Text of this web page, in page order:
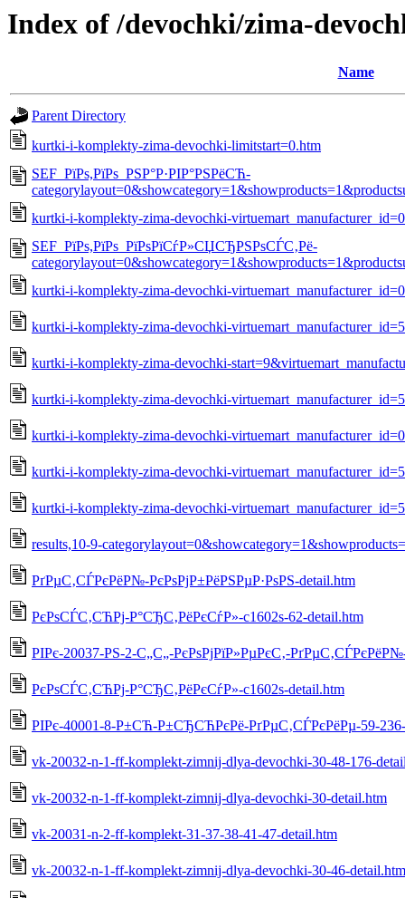
Index of /devochki/zima-
Name
Parent Directory
kurtki-i-komplekty-zima-devochki-limitstart=0.htm
SEF_РїРѕ,РїРѕ_РЅР°Р·РІР°РЅРёСЋ-
kurtki-i-komplekty-zima-devochki-
SEF_РїРѕ,РїРѕ_РїРѕРїСѓР»СЏСЂРЅРѕСЃС‚Рё-
kurtki-i-komplekty-zima-devochki-
kurtki-i-komplekty-zima-devochki-
kurtki-i-komplekty-zima-devochki-
kurtki-i-komplekty-zima-devochki-
kurtki-i-komplekty-zima-devochki-
kurtki-i-komplekty-zima-devochki-
kurtki-i-komplekty-zima-devochki-
results,10-9-
РґРµС‚СЃРєРёР№-РєРѕРјР±РёРЅРµР·РѕРЅ-detail.htm
РєРѕСЃС‚СЋРј-Р°СЂС‚РёРєСѓР»-c1602s-62-detail.htm
РІРє-20037-РЅ-2-С„С„-РєРѕРјРїР»РµРєС‚-
РєРѕСЃС‚СЋРј-Р°СЂС‚РёРєСѓР»-c1602s-detail.htm
РІРє-40001-8-Р±СЋ-Р±СЂСЋРєРё-РґРµС‚СЃРєРёРµ-59-
vk-20032-n-1-ff-komplekt-zimnij-dlya-devochki-30-48-176-
vk-20032-n-1-ff-komplekt-zimnij-dlya-devochki-30-detail.htm
vk-20031-n-2-ff-komplekt-31-37-38-41-47-detail.htm
vk-20032-n-1-ff-komplekt-zimnij-dlya-devochki-30-46-detail.htm